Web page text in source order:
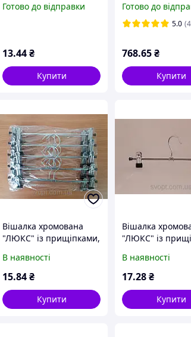
Готово до відправки
13.44₴
Купити
Готово до
5.0
768.65₴
Купити
Вішалка хромована
"ЛЮКС" із прищіпками,
В наявності
15.84₴
Купити
Вішалка
"ЛЮКС" із
В наявності
17.28₴
Купити